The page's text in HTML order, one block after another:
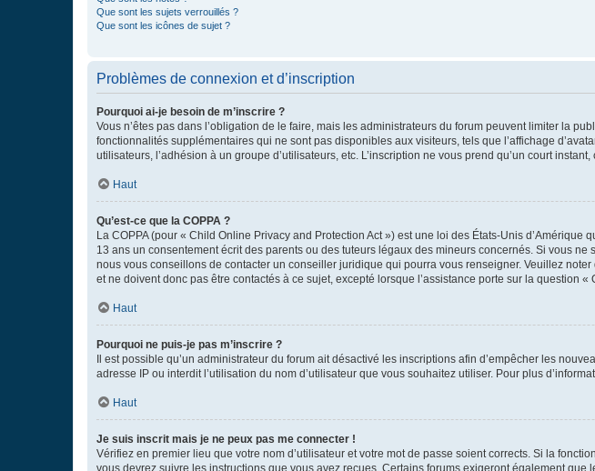
Que sont les sujets verrouillés ?
Que sont les icônes de sujet ?
Problèmes de connexion et d’inscription
Pourquoi ai-je besoin de m’inscrire ?
Vous n’êtes pas dans l’obligation de le faire, mais les administrateurs du forum peuvent limiter la
fonctionnalités supplémentaires qui ne sont pas disponibles aux visiteurs, tels que l’affichage
utilisateurs, l’adhésion à un groupe d’utilisateurs, etc. L’inscription ne vous prend qu’un court
Haut
Qu’est-ce que la COPPA ?
La COPPA (pour « Child Online Privacy and Protection Act ») est une loi des États-Unis
13 ans un consentement écrit des parents ou des tuteurs légaux des mineurs concernés. Si vous
nous vous conseillons de contacter un conseiller juridique qui pourra vous renseigner. Veuillez
et ne doivent donc pas être contactés à ce sujet, excepté lorsque l’assistance porte sur la question
Haut
Pourquoi ne puis-je pas m’inscrire ?
Il est possible qu’un administrateur du forum ait désactivé les inscriptions afin d’empêcher les
adresse IP ou interdit l’utilisation du nom d’utilisateur que vous souhaitez utiliser. Pour plus
Haut
Je suis inscrit mais je ne peux pas me connecter !
Vérifiez en premier lieu que votre nom d’utilisateur et votre mot de passe soient corrects. Si la
vous devrez suivre les instructions que vous avez reçues. Certains forums exigeront également